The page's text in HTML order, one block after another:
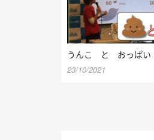
うんこ と おっぱい
23/10/2021